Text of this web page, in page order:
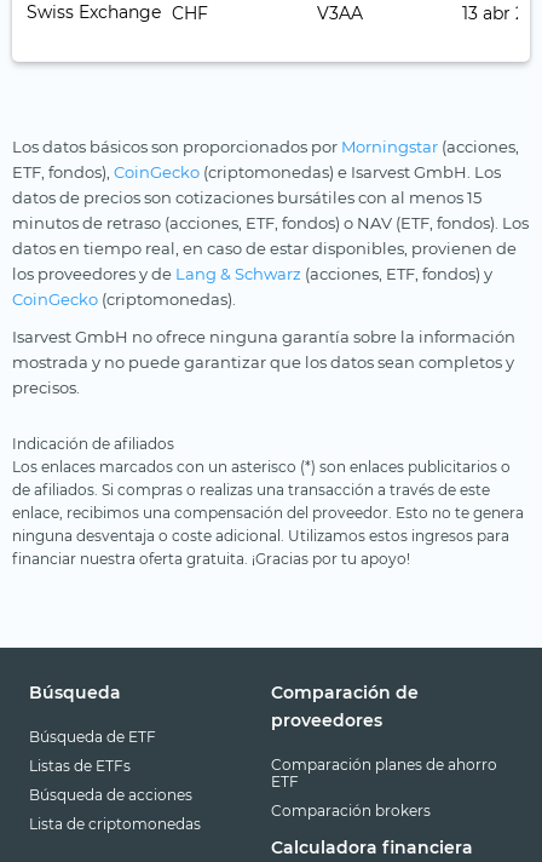
Swiss Exchange CHF V3AA 13 abr
Los datos básicos son proporcionados por Morningstar (acciones,
ETF, fondos), CoinGecko (criptomonedas) e Isarvest GmbH. Los
datos de precios son cotizaciones bursátiles con al menos 15
minutos de retraso (acciones, ETF, fondos) o NAV (ETF, fondos). Los
datos en tiempo real, en caso de estar disponibles, provienen de
los proveedores y de Lang & Schwarz (acciones, ETF, fondos) y
CoinGecko (criptomonedas).
Isarvest GmbH no ofrece ninguna garantía sobre la información
mostrada y no puede garantizar que los datos sean completos y
precisos.
Indicación de afiliados
Los enlaces marcados con un asterisco (*) son enlaces publicitarios o
de afiliados. Si compras o realizas una transacción a través de este
enlace, recibimos una compensación del proveedor. Esto no te genera
ninguna desventaja o coste adicional. Utilizamos estos ingresos para
financiar nuestra oferta gratuita. ¡Gracias por tu apoyo!
Búsqueda
Búsqueda de ETF
Listas de ETFs
Búsqueda de acciones
Lista de criptomonedas
Comparación de
proveedores
Comparación planes de ahorro
ETF
Comparación brokers
Calculadora financiera